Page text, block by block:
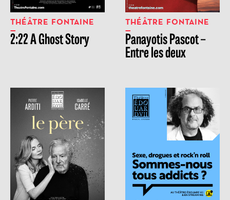
THÉÂTRE FONTAINE
2:22 A Ghost Story
THÉÂTRE FONTAINE
Panayotis Pascot –
Entre les deux